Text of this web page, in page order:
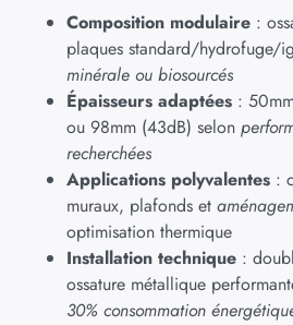
Composition modulaire :
plaques standard/hydrofuge/
minérale ou biosourcés
Épaisseurs adaptées :
ou 98mm (43dB) selon
recherchées
Applications polyvalentes :
muraux, plafonds et
optimisation thermique
Installation technique :
ossature métallique
30% consommation